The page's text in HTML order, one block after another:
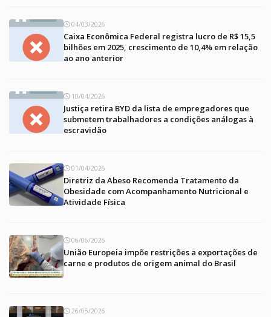
04/03/2026
Caixa Econômica Federal registra lucro de R$ 15,5
bilhões em 2025, crescimento de 10,4% em relação
ao ano anterior
10/04/2026
Justiça retira BYD da lista de empregadores que
submetem trabalhadores a condições análogas à
escravidão
01/04/2026
Diretriz da Abeso Recomenda Tratamento da
Obesidade com Acompanhamento Nutricional e
Atividade Física
06/06/2026
União Europeia impõe restrições a exportações de
carne e produtos de origem animal do Brasil
26/05/2026